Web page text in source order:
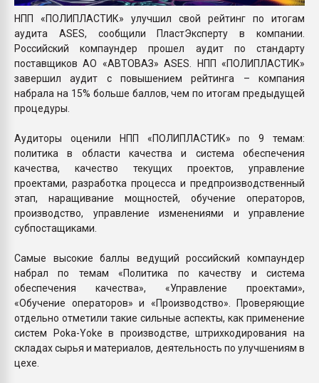
НПП «ПОЛИПЛАСТИК» улучшил свой рейтинг по итогам
аудита ASES, сообщили ПластЭксперту в компании.
Российский компаундер прошел аудит по стандарту
поставщиков АО «АВТОВАЗ» ASES. НПП «ПОЛИПЛАСТИК»
завершил аудит с повышением рейтинга – компания
набрала на 15% больше баллов, чем по итогам предыдущей
процедуры.
Аудиторы оценили НПП «ПОЛИПЛАСТИК» по 9 темам:
политика в области качества и система обеспечения
качества, качество текущих проектов, управление
проектами, разработка процесса и предпроизводственный
этап, наращивание мощностей, обучение операторов,
производство, управление изменениями и управление
субпостащиками.
Самые высокие баллы ведущий российский компаундер
набрал по темам «Политика по качеству и система
обеспечения качества», «Управление проектами»,
«Обучение операторов» и «Производство». Проверяющие
отдельно отметили такие сильные аспекты, как применение
систем Poka-Yoke в производстве, штрихкодирования на
складах сырья и материалов, деятельность по улучшениям в
цехе.